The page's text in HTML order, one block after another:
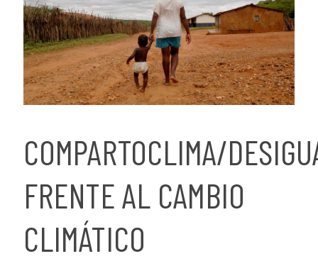
COMPARTOCLIMA/
FRENTE AL CAMBIO
CLIMÁTICO